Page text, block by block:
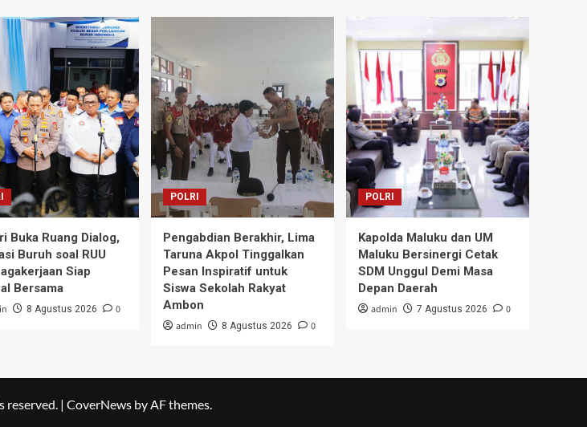
Buka Ruang Dialog,
Buruh soal RUU
Siap
Bersama
8 Agustus 2026 0
POLRI
Pengabdian Berakhir, Lima
Taruna Akpol Tinggalkan
Pesan Inspiratif untuk
Siswa Sekolah Rakyat
Ambon
admin 8 Agustus 2026 0
POLRI
Kapolda Maluku dan UM
Maluku Bersinergi Cetak
SDM Unggul Demi Masa
Depan Daerah
admin 7 Agustus 2026 0
| CoverNewsby AF themes.